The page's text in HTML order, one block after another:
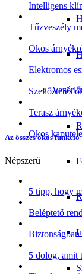
Intelligens
Tűzveszély
Okos
Elektromos
Szellőztetés
Terasz
Okos
Az összes okos funkció
Népszerű
5 tipp, hogy
Beléptető
5 dolog, amit